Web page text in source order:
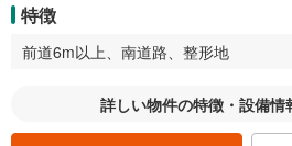
特徴
前道6m以上、南道路、整形地
詳しい物件の特徴・設備情